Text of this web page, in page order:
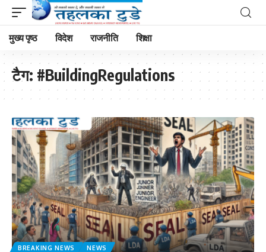
मुख्य पृष्ठ विदेश राजनीति शिक्षा
टैग: #BuildingRegulations
BREAKING NEWS
NEWS